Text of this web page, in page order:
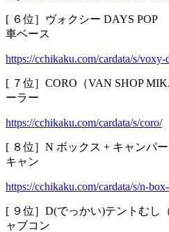
[ ６位］ヴォクシー DAYS
車ベース
https://cchikaku.com/cardata/s/voxy-
[ ７位］CORO（VAN SHOP
ーラー
https://cchikaku.com/cardata/s/coro/
[ ８位］N ボックス + キャンパ
キャン
https://cchikaku.com/cardata/s/n-
[ ９位］D(でっかい)テントむ
ャブコン